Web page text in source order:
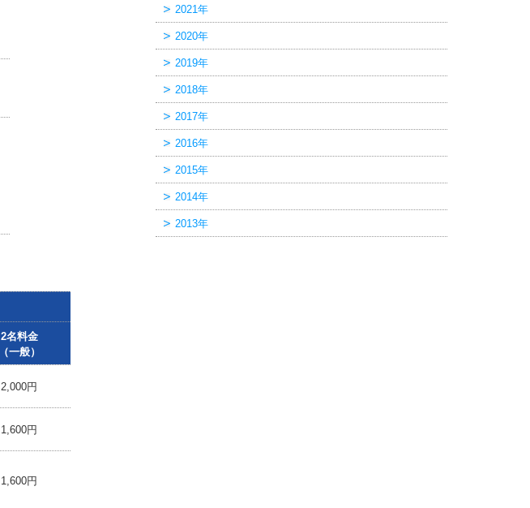
2名料金
（一般）
2,000円
1,600円
1,600円
2021年
2020年
2019年
2018年
2017年
2016年
2015年
2014年
2013年